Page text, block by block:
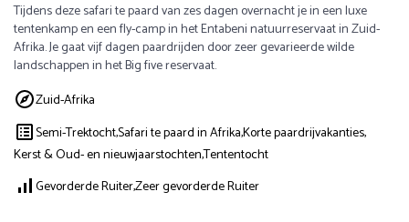
Tijdens deze safari te paard van zes dagen overnacht je in een luxe
tentenkamp en een fly-camp in het Entabeni natuurreservaat in Zuid-
Afrika. Je gaat vijf dagen paardrijden door zeer gevarieerde wilde
landschappen in het Big five reservaat.
Zuid-Afrika
Semi-Trektocht,Safari te paard in Afrika,Korte paardrijvakanties,
Kerst & Oud- en nieuwjaarstochten,Tententocht
Gevorderde Ruiter,Zeer gevorderde Ruiter